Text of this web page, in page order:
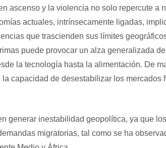
ascenso y la violencia no solo repercute a
actuales, intrínsecamente ligadas,
que trascienden sus límites
puede provocar un alza generalizada
la tecnología hasta la alimentación. De
capacidad de desestabilizar los mercados
generar inestabilidad geopolítica, ya que
migratorias, tal como se ha